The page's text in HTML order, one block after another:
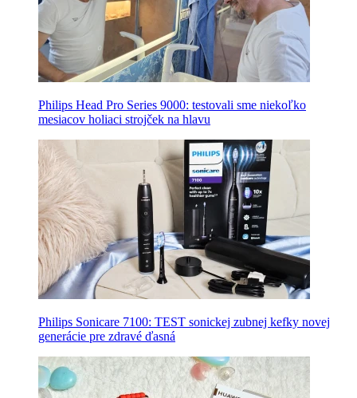
Philips Head Pro Series 9000: testovali sme niekoľko
mesiacov holiaci strojček na hlavu
Philips Sonicare 7100: TEST sonickej zubnej kefky novej
generácie pre zdravé ďasná